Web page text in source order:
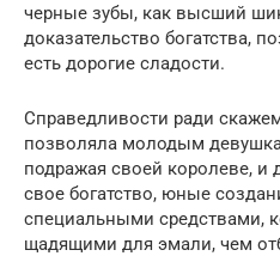
черные зубы, как высший
доказательство богатства,
есть дорогие сладости.
Справедливости ради
позволяла молодым
подражая своей королеве, и
свое богатство, юные
специальными средствами,
щадящими для эмали, чем